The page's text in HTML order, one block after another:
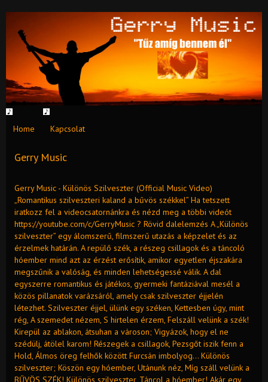
Home Kapcsolat
Gerry Music
Gerry Music - Különös Szilveszter (Official Music Video)
„Romantikus szilveszteri kaland a bűvös székkel” Ha tetszett
iratkozz fel a videocsatornánkra és nézd meg a többi videót
https://youtube.com/c/GerryMusic ? Rövid dalelemzés A „Különös
szilveszter” egy álomszerű, filmszerű utazás a képzelet és az
érzelmek határán. A repülő szék, a részeg csillagok és a táncoló
hóember mind azt az érzést erősítik, amikor egyetlen éjszakára
megszűnik a valóság, és minden lehetségessé válik. A dal
egyszerre romantikus és játékos, gyermeki fantáziával mesél a
közös pillanatok varázsáról, amely csak szilveszter éjjelén
létezhet. Szilveszter éjjel, ülünk egy széken, Kettesben úgy, mint
rég, A szemedet nézem, S hirtelen érzem, Felszáll velünk a szék!
Kirepül az ablakon, átsuhan a városon; Vigyázok, hogy el ne
szédülj, átölel karom! Részegek a csillagok, Pezsgőt iszik fenn a
Hold, Álmos öreg felhők között Furcsán imbolyog... Különös
szilveszter; Köszön egy hóember, Utánunk néz, Míg száll velünk a
BŰVÖS SZÉK! Különös szilveszter, Táncol a hóember! Akár egy